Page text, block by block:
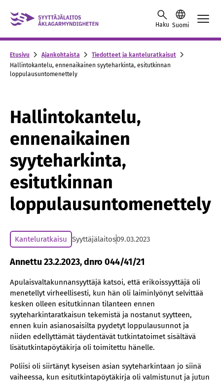
Skip to content -saavutettavuusohje
Haku Suomi
Etusivu Ajankohtaista
Tiedotteet ja kanteluratkaisut
Hallintokantelu, ennenaikainen syyteharkinta, esitutkinnan
loppulausuntomenettely
Hallintokantelu,
ennenaikainen
syyteharkinta,
esitutkinnan
loppulausuntomenettely
Kanteluratkaisu Syyttäjälaitos09.03.2023
Annettu 23.2.2023, dnro 044/41/21
Apulaisvaltakunnansyyttäjä katsoi, että erikoissyyttäjä oli
menetellyt virheellisesti, kun hän oli laiminlyönyt selvittää
kesken olleen esitutkinnan tilanteen ennen
syyteharkintaratkaisun tekemistä ja nostanut syytteen,
ennen kuin asianosaisilta pyydetyt loppulausunnot ja
niiden edellyttämät täydentävät tutkintatoimet sisältävä
lisätutkintapöytäkirja oli toimitettu hänelle.
Poliisi oli siirtänyt kyseisen asian syyteharkintaan jo siinä
vaiheessa, kun esitutkintapöytäkirja oli valmistunut ja jutun